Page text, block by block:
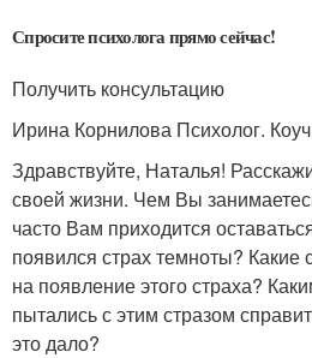
Спросите психолога прямо сейчас!
Получить консультацию
Ирина Корнилова Психолог.
Здравствуйте, Наталья!
своей жизни. Чем Вы
часто Вам приходится
появился страх темноты? Какие
на появление этого страха?
пытались с этим стразом
это дало?